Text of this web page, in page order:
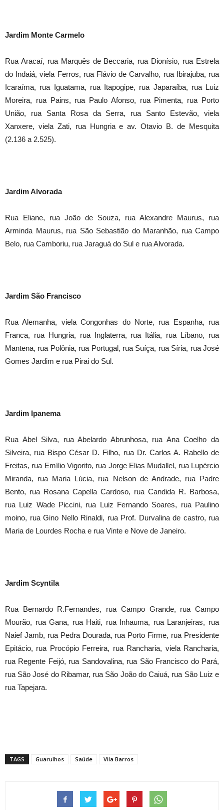
Jardim Monte Carmelo
Rua Aracaí, rua Marquês de Beccaria, rua Dionísio, rua Estrela
do Indaiá, viela Ferros, rua Flávio de Carvalho, rua Ibirajuba, rua
Icaraíma, rua Iguatama, rua Itapogipe, rua Japaraíba, rua Luiz
Moreira, rua Pains, rua Paulo Afonso, rua Pimenta, rua Porto
União, rua Santa Rosa da Serra, rua Santo Estevão, viela
Xanxere, viela Zati, rua Hungria e av. Otavio B. de Mesquita
(2.136 a 2.525).
Jardim Alvorada
Rua Eliane, rua João de Souza, rua Alexandre Maurus, rua
Arminda Maurus, rua São Sebastião do Maranhão, rua Campo
Belo, rua Camboriu, rua Jaraguá do Sul e rua Alvorada.
Jardim São Francisco
Rua Alemanha, viela Congonhas do Norte, rua Espanha, rua
Franca, rua Hungria, rua Inglaterra, rua Itália, rua Líbano, rua
Mantena, rua Polônia, rua Portugal, rua Suíça, rua Síria, rua José
Gomes Jardim e rua Pirai do Sul.
Jardim Ipanema
Rua Abel Silva, rua Abelardo Abrunhosa, rua Ana Coelho da
Silveira, rua Bispo César D. Filho, rua Dr. Carlos A. Rabello de
Freitas, rua Emílio Vigorito, rua Jorge Elias Mudallel, rua Lupércio
Miranda, rua Maria Lúcia, rua Nelson de Andrade, rua Padre
Bento, rua Rosana Capella Cardoso, rua Candida R. Barbosa,
rua Luiz Wade Piccini, rua Luiz Fernando Soares, rua Paulino
moino, rua Gino Nello Rinaldi, rua Prof. Durvalina de castro, rua
Maria de Lourdes Rocha e rua Vinte e Nove de Janeiro.
Jardim Scyntila
Rua Bernardo R.Fernandes, rua Campo Grande, rua Campo
Mourão, rua Gana, rua Haiti, rua Inhauma, rua Laranjeiras, rua
Naief Jamb, rua Pedra Dourada, rua Porto Firme, rua Presidente
Epitácio, rua Procópio Ferreira, rua Rancharia, viela Rancharia,
rua Regente Feijó, rua Sandovalina, rua São Francisco do Pará,
rua São José do Ribamar, rua São João do Caiuá, rua São Luiz e
rua Tapejara.
TAGS Guarulhos Saúde Vila Barros